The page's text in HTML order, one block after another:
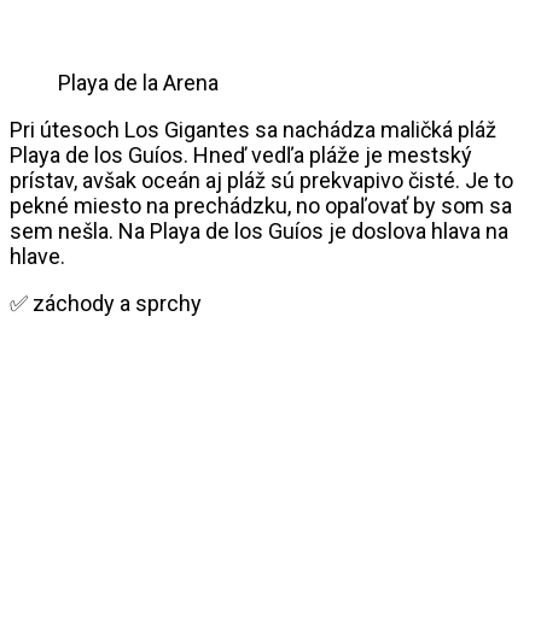
Playa de la Arena
Pri útesoch Los Gigantes sa nachádza maličká pláž
Playa de los Guíos. Hneď vedľa pláže je mestský
prístav, avšak oceán aj pláž sú prekvapivo čisté. Je to
pekné miesto na prechádzku, no opaľovať by som sa
sem nešla. Na Playa de los Guíos je doslova hlava na
hlave.
✅ záchody a sprchy